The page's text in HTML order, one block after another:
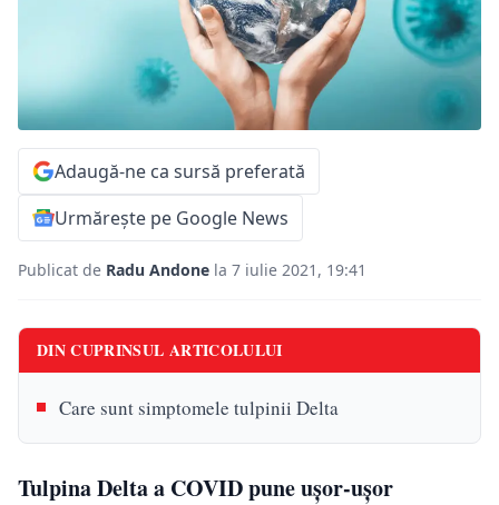
Adaugă-ne ca sursă preferată
Urmărește pe Google News
Publicat de Radu Andone la 7 iulie 2021, 19:41
DIN CUPRINSUL ARTICOLULUI
Care sunt simptomele tulpinii Delta
Tulpina Delta a COVID pune ușor-ușor